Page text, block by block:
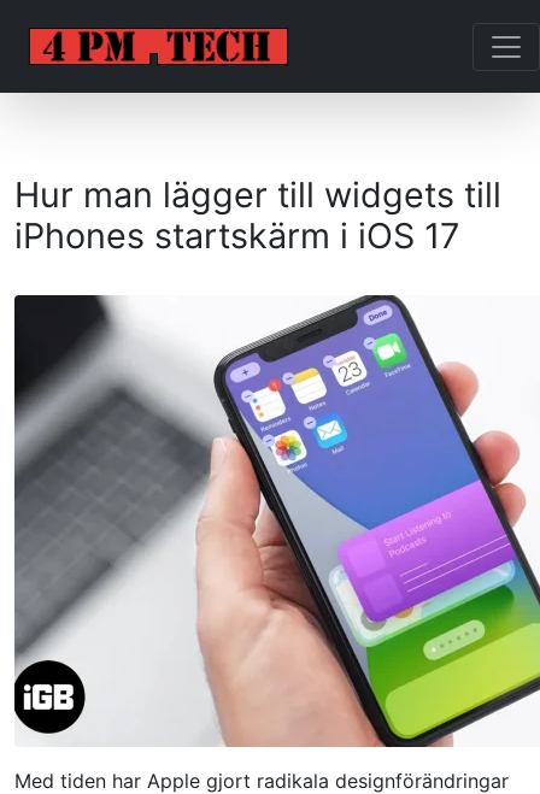
Hur man lägger till widgets till
iPhones startskärm i iOS 17
Med tiden har Apple gjort radikala designförändringar